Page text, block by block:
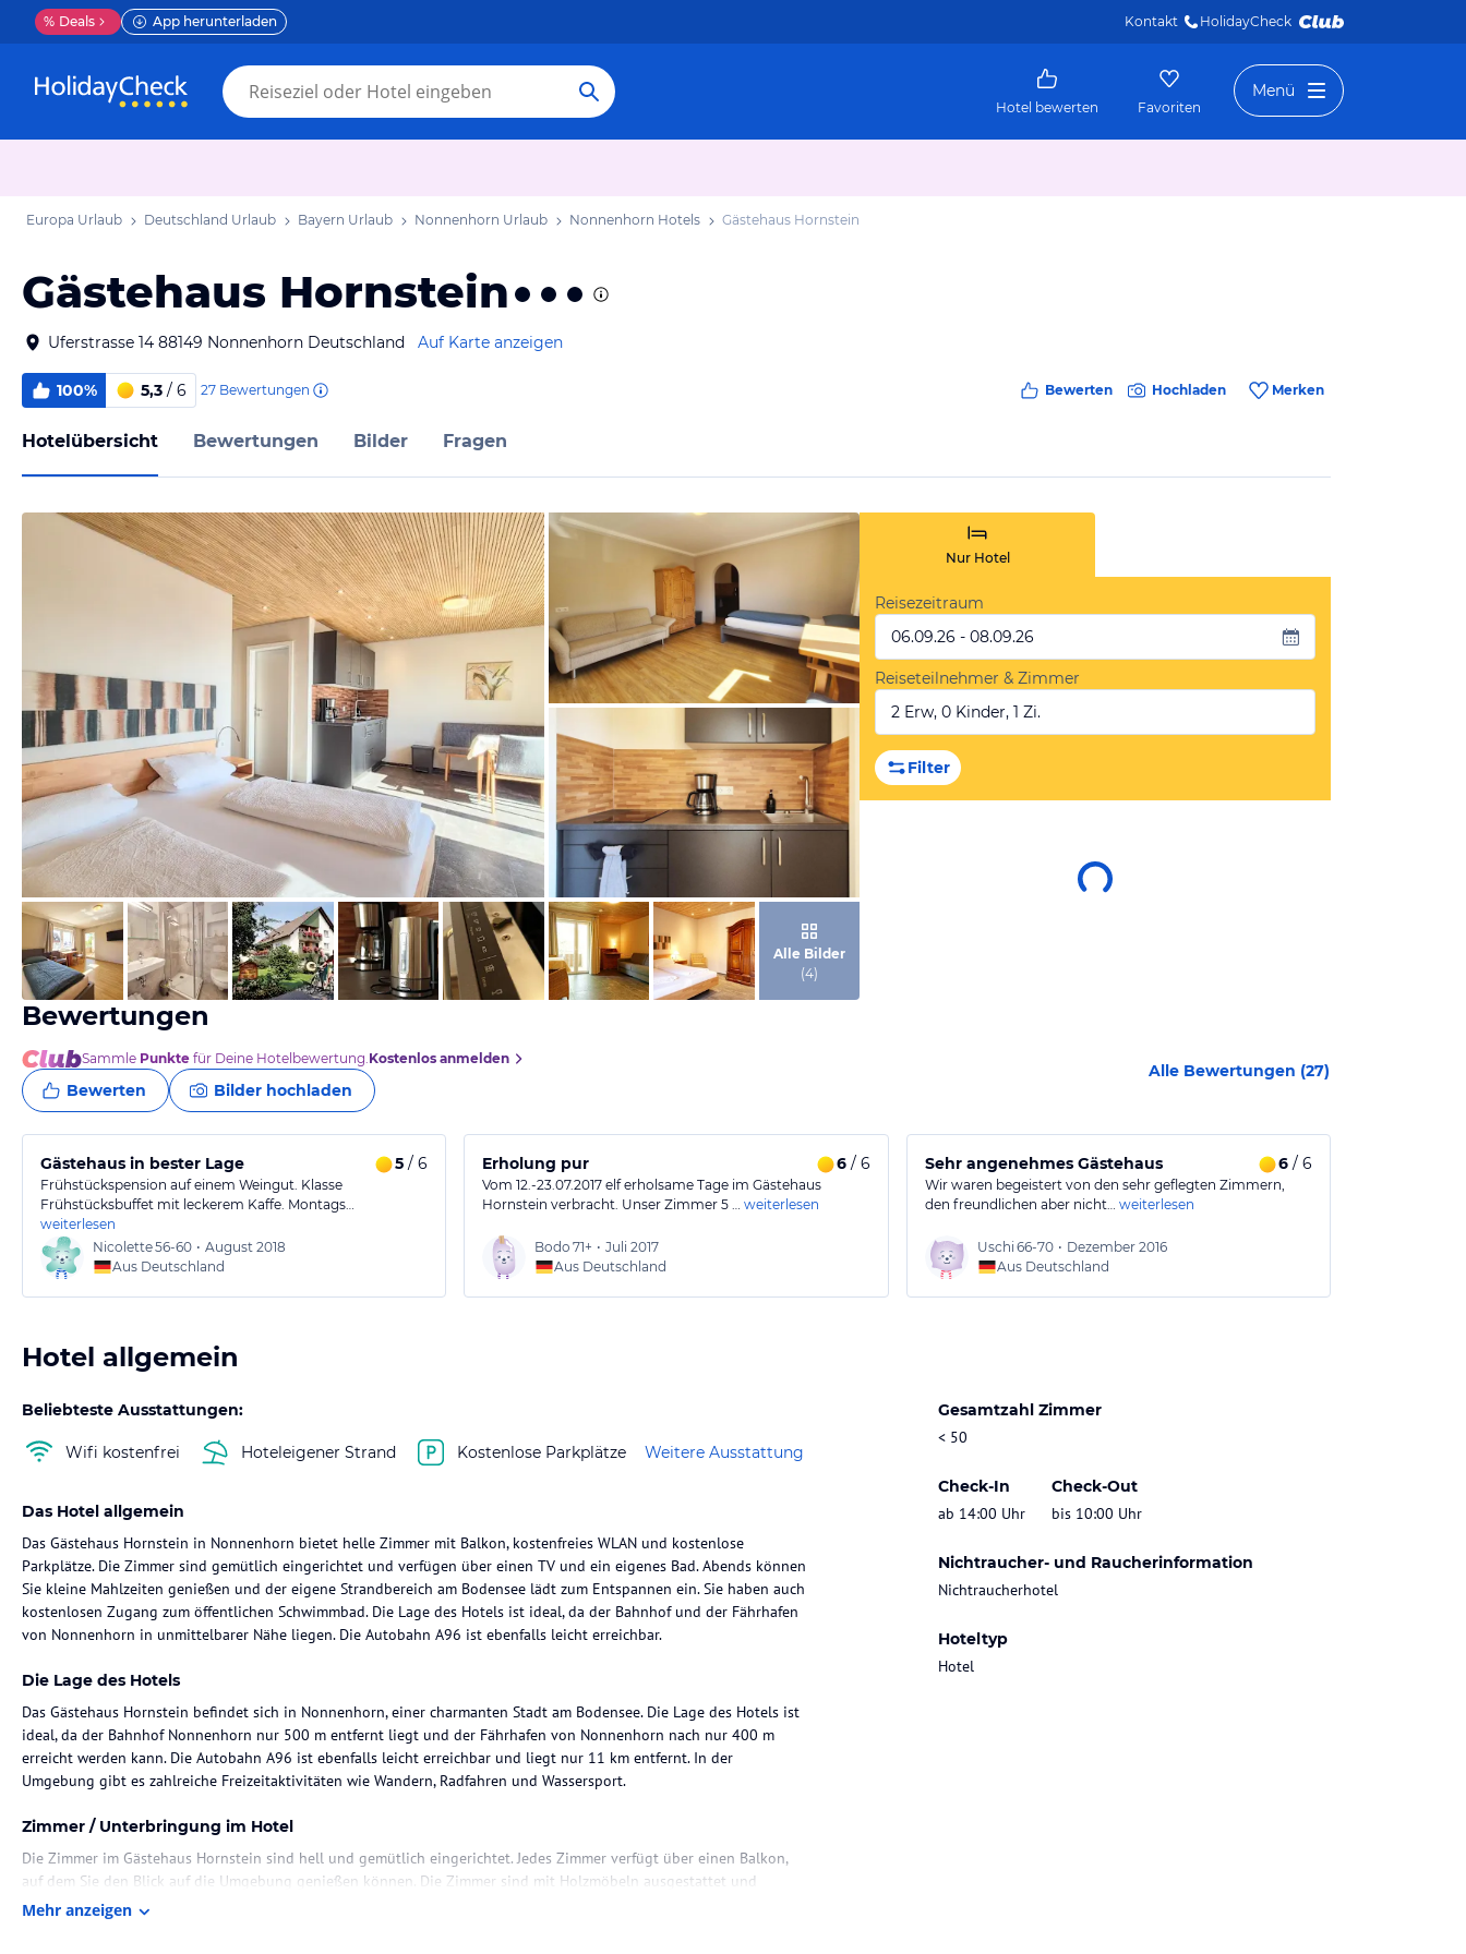
% Deals App herunterladen Kontakt HolidayCheck
Hotel bewerten Favoriten
Menü
Europa Urlaub Deutschland Urlaub Bayern Urlaub Nonnenhorn Urlaub Nonnenhorn Hotels Gästehaus Hornstein
Gästehaus Hornstein
Uferstrasse 14 88149 Nonnenhorn Deutschland Auf Karte anzeigen
100% 5,3 / 6 27 Bewertungen Bewerten Hochladen Merken
Hotelübersicht Bewertungen Bilder Fragen
von Booking.com
von Booking.com
von Booking.com
Alle Bilder
(4)
Nur Hotel
Reisezeitraum
06.09.26 - 08.09.26
Reiseteilnehmer & Zimmer
2 Erw, 0 Kinder, 1 Zi.
Filter
Bewertungen
Sammle Punkte für Deine Hotelbewertung.Kostenlos anmelden
Bewerten Bilder hochladen
Alle Bewertungen (27)
Gästehaus in bester Lage 5 / 6
Frühstückspension auf einem Weingut. Klasse
Frühstücksbuffet mit leckerem Kaffe. Montags…
weiterlesen
Nicolette56-60 • August 2018
Aus Deutschland
Erholung pur 6/ 6
Vom 12.-23.07.2017 elf erholsame Tage im Gästehaus
Hornstein verbracht. Unser Zimmer 5 … weiterlesen
Bodo 71+ • Juli 2017
Aus Deutschland
Sehr angenehmes Gästehaus 6/ 6
Wir waren begeistert von den sehr geflegten Zimmern,
den freundlichen aber nicht… weiterlesen
Uschi 66-70 • Dezember 2016
Aus Deutschland
Hotel allgemein
Beliebteste Ausstattungen:
Wifi kostenfrei Hoteleigener Strand Kostenlose Parkplätze Weitere Ausstattung
Gesamtzahl Zimmer
< 50
Check-In
ab 14:00 Uhr
Check-Out
bis 10:00 Uhr
Nichtraucher- und Raucherinformation
Nichtraucherhotel
Hoteltyp
Hotel
Das Hotel allgemein
Das Gästehaus Hornstein in Nonnenhorn bietet helle Zimmer mit Balkon, kostenfreies WLAN und kostenlose
Parkplätze. Die Zimmer sind gemütlich eingerichtet und verfügen über einen TV und ein eigenes Bad. Abends können
Sie kleine Mahlzeiten genießen und der eigene Strandbereich am Bodensee lädt zum Entspannen ein. Sie haben auch
kostenlosen Zugang zum öffentlichen Schwimmbad. Die Lage des Hotels ist ideal, da der Bahnhof und der Fährhafen
von Nonnenhorn in unmittelbarer Nähe liegen. Die Autobahn A96 ist ebenfalls leicht erreichbar.
Die Lage des Hotels
Das Gästehaus Hornstein befindet sich in Nonnenhorn, einer charmanten Stadt am Bodensee. Die Lage des Hotels ist
ideal, da der Bahnhof Nonnenhorn nur 500 m entfernt liegt und der Fährhafen von Nonnenhorn nach nur 400 m
erreicht werden kann. Die Autobahn A96 ist ebenfalls leicht erreichbar und liegt nur 11 km entfernt. In der
Umgebung gibt es zahlreiche Freizeitaktivitäten wie Wandern, Radfahren und Wassersport.
Zimmer / Unterbringung im Hotel
Die Zimmer im Gästehaus Hornstein sind hell und gemütlich eingerichtet. Jedes Zimmer verfügt über einen Balkon,
auf dem Sie den Blick auf die Umgebung genießen können. Die Zimmer sind mit Holzmöbeln ausgestattet und
verfügen über einen TV und ein eigenes Bad mit einem Haartrockner. Kostenloses WLAN ist in allen Zimmern
Mehr anzeigen